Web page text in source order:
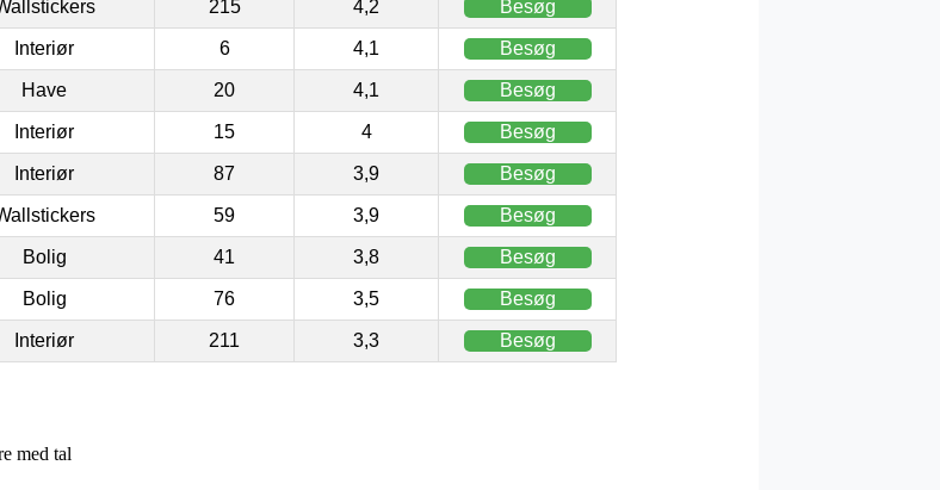
215 4,2 Besøg
Interiør 6 4,1 Besøg
Have 20 4,1 Besøg
Interiør 15 4 Besøg
Interiør 87 3,9 Besøg
59 3,9 Besøg
Bolig 41 3,8 Besøg
Bolig 76 3,5 Besøg
Interiør 211 3,3 Besøg
med tal